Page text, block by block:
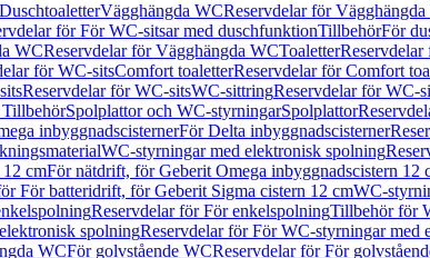
Vägghängda WCReservdelar för
för För WC-sitsar med duschfunktionTillbehörFör
WCReservdelar för Vägghängda WCToaletterReservdelar
för WC-sitsComfort toaletterReservdelar för Comfort
Reservdelar för WC-sitsWC-sittringReservdelar för WC-
Spolplattor och WC-styrningarSpolplattor
inbyggnadscisternerFör Delta inbyggnadscisterner
WC-styrningar med elektronisk spolning
cmFör nätdrift, för Geberit Omega inbyggnadscistern 12
För batteridrift, för Geberit Sigma cistern 12 cmWC-
Reservdelar för För enkelspolningTillbehör för
spolningReservdelar för För WC-styrningar med
WCFör golvstående WCReservdelar för För